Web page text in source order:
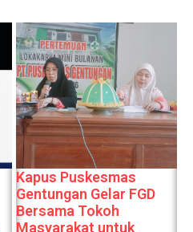
Kapus Puskesmas
Gentungan Gelar FGD
Bersama Tokoh
Masyarakat untuk